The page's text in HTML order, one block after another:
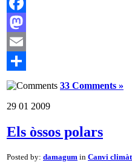
Facebook
Mastodon
Email
Comparteix
33 Comments »
29 01 2009
Els òssos polars
Posted by: damagum in Canvi